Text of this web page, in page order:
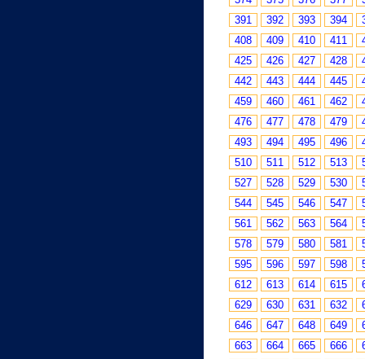
391
392 393 394
408
409 410 411
425
426 427 428
442
443 444 445
459
460 461 462
476
477 478 479
493
494 495 496
510
511 512 513
527
528 529 530
544
545 546 547
561
562 563 564
578
579 580 581
595
596 597 598
612
613 614 615
629
630 631 632
646
647 648 649
663
664 665 666